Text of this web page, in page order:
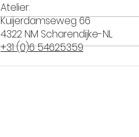
Bananen Erdnussbutter
Atelier:
Kuijerdamseweg 66
4322 NM Scharendijke-NL
+31 (0)6 54625359